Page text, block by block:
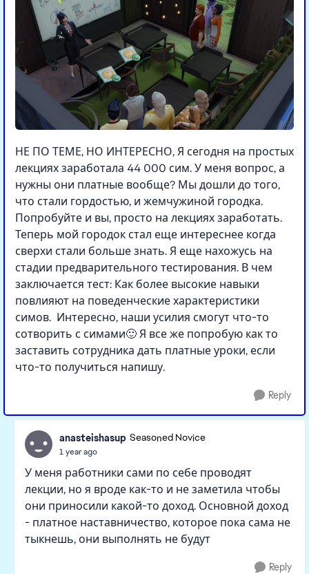
НЕ ПО ТЕМЕ, НО ИНТЕРЕСНО, Я сегодня на простых
лекциях заработала 44 000 сим. У меня вопрос, а
нужны они платные вообще? Мы дошли до того,
что стали гордостью, и жемчужиной городка.
Попробуйте и вы, просто на лекциях заработать.
Теперь мой городок стал еще интереснее когда
сверхи стали больше знать. Я еще нахожусь на
стадии предварительного тестирования. В чем
заключается тест: Как более высокие навыки
повлияют на поведенческие характеристики
симов. Интересно, наши усилия смогут что-то
сотворить с симами🙂 Я все же попробую как то
заставить сотрудника дать платные уроки, если
что-то получиться напишу.
Reply
anasteishasup Seasoned Novice
1 year ago
У меня работники сами по себе проводят
лекции, но я вроде как-то и не заметила чтобы
они приносили какой-то доход. Основной доход
- платное наставничество, которое пока сама не
тыкнешь, они выполнять не будут
Reply